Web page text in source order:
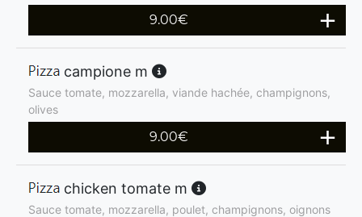
9.00€
campione m
Sauce tomate, mozzarella, viande hachée, champignons,
olives
9.00€
chicken tomate m
Sauce tomate, mozzarella, poulet, champignons, oignons